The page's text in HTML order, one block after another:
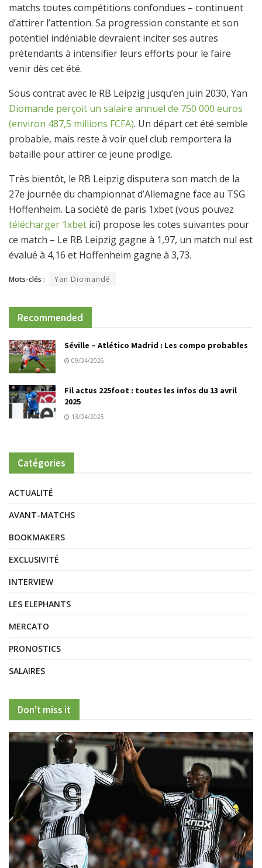
matchs toutes compétitions confondues – continuent
d’attirer l’attention. Sa progression constante et son
potentiel indéniable devraient inciter ses autres
prétendants à intensifier leurs efforts pour le faire
venir dès cet été.
Sous contrat avec le RB Leipzig jusqu’en juin 2030, Yan
Diomande perçoit un salaire annuel de 750 000 euros
(environ 487,5 millions FCFA). Un départ cet été semble
probable, mais reste à voir quel club remportera la
bataille pour attirer ce jeune prodige.
Très bientôt, le RB Leipzig disputera son match de la
27e journée du championnat d’Allemagne face au TSG
Hoffenheim. La société de paris 1xbet (vous pouvez
télécharger 1xbet ici) propose les cotes suivantes pour
ce match – Le RB Leipzig gagne à 1,97, un match nul est
évalué à 4,16 et Hoffenheim gagne à 3,73.
Mots-clés : Yan Diomandé
Recommended
Séville – Atlético Madrid : Les compo probables
09/04/2026
Fil actus 225foot : toutes les infos du 13 avril
2025
13/04/2025
Catégories
ACTUALITÉ
AVANT-MATCHS
BOOKMAKERS
EXCLUSIVITÉ
INTERVIEW
LES ELEPHANTS
MERCATO
PRONOSTICS
SALAIRES
Don't miss it